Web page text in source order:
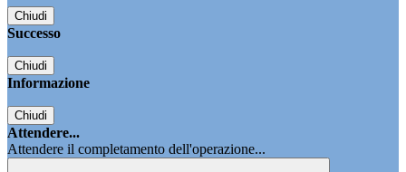
Chiudi
Successo
Chiudi
Informazione
Chiudi
Attendere...
Attendere il completamento dell'operazione...